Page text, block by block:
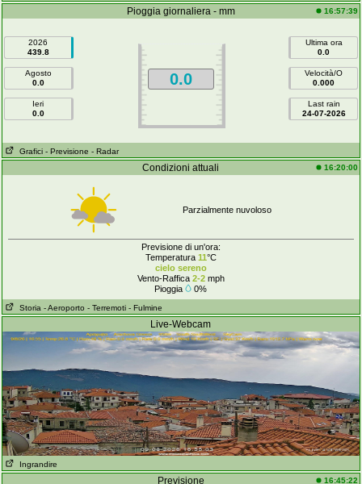
Pioggia giornaliera - mm 16:57:39
2026
439.8
Agosto
0.0
Ieri
0.0
0.0
Ultima ora
0.0
Velocità/O
0.000
Last rain
24-07-2026
Grafici - Previsione - Radar
Condizioni attuali 16:20:00
Parzialmente nuvoloso
Previsione di un'ora:
Temperatura 11°C
cielo sereno
Vento-Raffica 2-2mph
Pioggia
0%
Storia - Aeroporto - Terremoti - Fulmine
Live-Webcam
Ingrandire
Previsione
16:45:22